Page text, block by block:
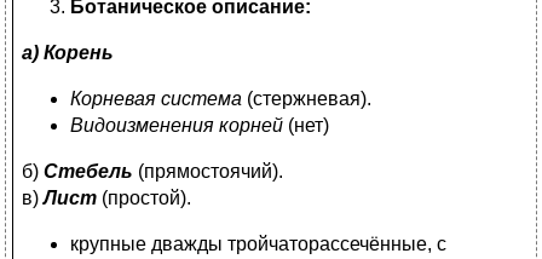
Ботаническое описание:
а) Корень
Корневая система (стержневая).
Видоизменения корней (нет)
б) Стебель (прямостоячий).
в)Лист (простой).
крупные дважды тройчаторассечённые, с